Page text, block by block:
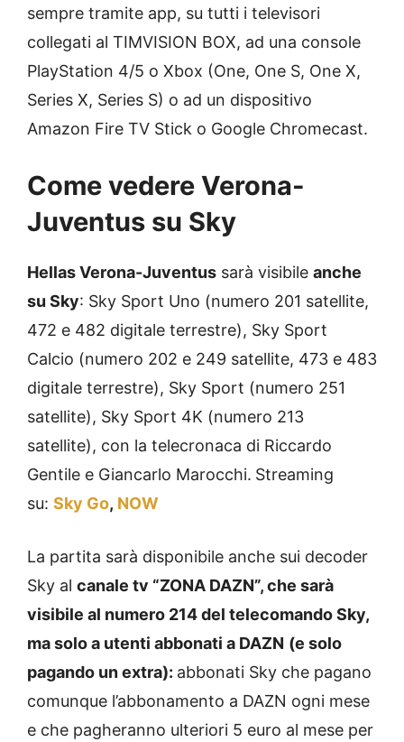
sempre tramite app, su tutti i televisori
collegati al TIMVISION BOX, ad una console
PlayStation 4/5 o Xbox (One, One S, One X,
Series X, Series S) o ad un dispositivo
Amazon Fire TV Stick o Google Chromecast.
Come vedere Verona-
Juventus su Sky
Hellas Verona-Juventus sarà visibile anche
su Sky: Sky Sport Uno (numero 201 satellite,
472 e 482 digitale terrestre), Sky Sport
Calcio (numero 202 e 249 satellite, 473 e 483
digitale terrestre), Sky Sport (numero 251
satellite), Sky Sport 4K (numero 213
satellite), con la telecronaca di Riccardo
Gentile e Giancarlo Marocchi. Streaming
su: Sky Go, NOW
La partita sarà disponibile anche sui decoder
Sky al canale tv “ZONA DAZN”, che sarà
visibile al numero 214 del telecomando Sky,
ma solo a utenti abbonati a DAZN (e solo
pagando un extra): abbonati Sky che pagano
comunque l’abbonamento a DAZN ogni mese
e che pagheranno ulteriori 5 euro al mese per